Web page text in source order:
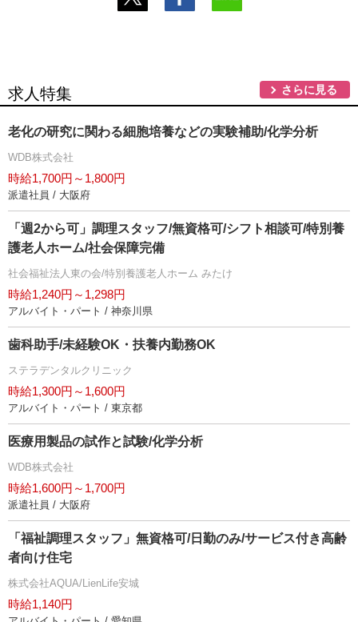
求人特集 さらに見る
老化の研究に関わる細胞培養などの実験補助/化学分析
WDB株式会社
時給1,700円～1,800円
派遣社員 / 大阪府
「週2から可」調理スタッフ/無資格可/シフト相談可/特別養
護老人ホーム/社会保障完備
社会福祉法人東の会/特別養護老人ホーム みたけ
時給1,240円～1,298円
アルバイト・パート / 神奈川県
歯科助手/未経験OK・扶養内勤務OK
ステラデンタルクリニック
時給1,300円～1,600円
アルバイト・パート / 東京都
医療用製品の試作と試験/化学分析
WDB株式会社
時給1,600円～1,700円
派遣社員 / 大阪府
「福祉調理スタッフ」無資格可/日勤のみ/サービス付き高齢
者向け住宅
株式会社AQUA/LienLife安城
時給1,140円